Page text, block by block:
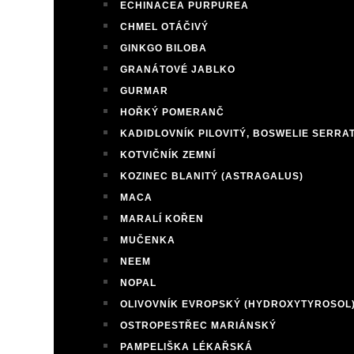
ECHINACEA PURPUREA
CHMEL OTÁČIVÝ
GINKGO BILOBA
GRANÁTOVÉ JABLKO
GURMAR
HOŘKÝ POMERANČ
KADIDLOVNÍK PILOVITÝ, BOSWELIE
KOTVIČNÍK ZEMNÍ
KOZINEC BLANITÝ (ASTRAGALUS)
MACA
MARALÍ KOŘEN
MUČENKA
NEEM
NOPAL
OLIVOVNÍK EVROPSKÝ
OSTROPESTŘEC MARIÁNSKÝ
PAMPELIŠKA LÉKAŘSKÁ